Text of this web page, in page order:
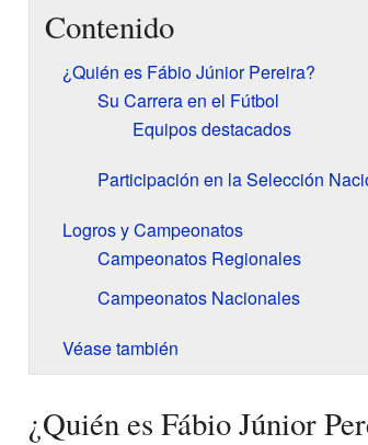
Contenido
¿Quién es Fábio Júnior Pereira?
Su Carrera en el Fútbol
Equipos destacados
Participación en la Selección
Logros y Campeonatos
Campeonatos Regionales
Campeonatos Nacionales
Véase también
¿Quién es Fábio Júnior